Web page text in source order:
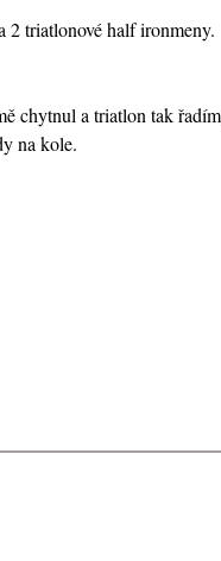
2 triatlonové half ironmeny.
chytnul a triatlon tak
na kole.